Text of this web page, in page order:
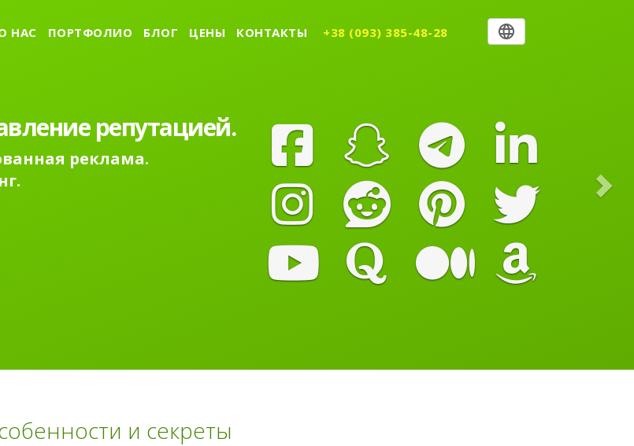
НАС ПОРТФОЛИО БЛОГ ЦЕНЫ КОНТАКТЫ +38 (093) 385-48-28
репутацией.
реклама.
и секреты